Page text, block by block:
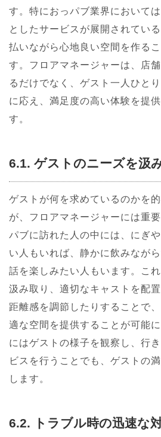
す。特におっパブ業界において
としたサービスが展開されてい
払いながら心地良い空間を作る
す。フロアマネージャーは、店
るだけでなく、ゲスト一人ひと
に応え、満足度の高い体験を提
す。
6.1. ゲストのニーズを汲
ゲストが何を求めているのかを
が、フロアマネージャーには重
パブに訪れた人の中には、にぎ
い人もいれば、静かに飲みなが
話を楽しみたい人もいます。こ
汲み取り、適切なキャストを配
距離感を調節したりすることで
適な空間を提供することが可能
にはゲストの様子を観察し、行
ビスを行うことでも、ゲストの
します。
6.2. トラブル時の迅速な